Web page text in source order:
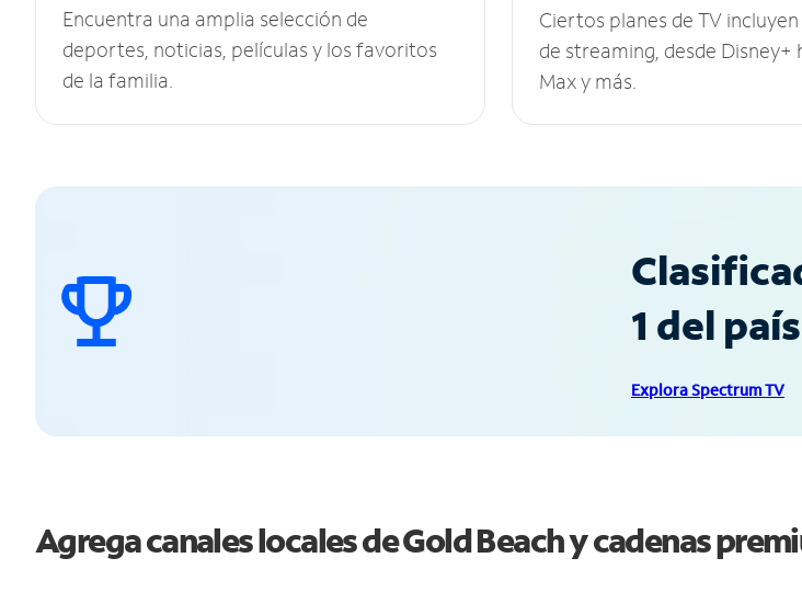
Encuentra una amplia selección de
deportes, noticias, películas y los favoritos
de la familia.
Ciertos planes de TV
de streaming, desde Disney+
Max y más.
1 del país
Explora Spectrum TV
Agrega canales locales de Gold Beach y cadenas